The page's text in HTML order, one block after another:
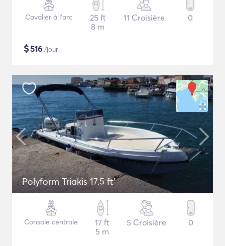
Cavalier à l'arc
25 ft
8 m
11 Croisière 0
$516 /jour
Polyform Triakis 17.5 ft'
Console centrale
17 ft
5 m
5 Croisière 0